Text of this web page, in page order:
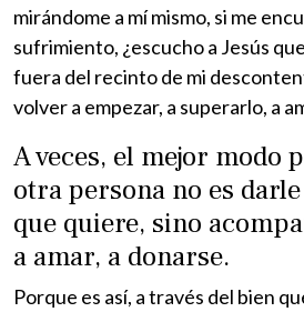
mirándome a mí mismo, si me
sufrimiento, ¿escucho a Jesús
fuera del recinto de mi
volver a empezar, a superarlo, a
A veces, el mejor modo
otra persona no es
que quiere, sino
a amar, a donarse.
Porque es así, a través del bien